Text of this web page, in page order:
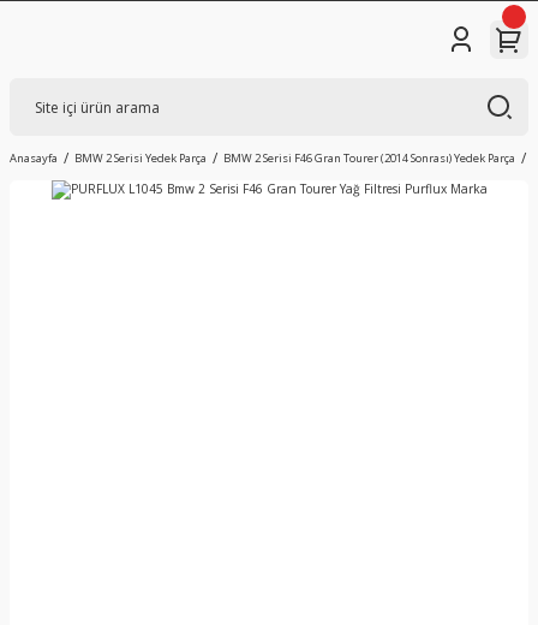
Anasayfa BMW 2 Serisi Yedek Parça BMW 2 Serisi F46 Gran Tourer (2014 Sonrası) Yedek Parça